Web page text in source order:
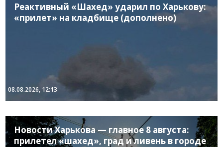
Реактивный «Шахед» ударил по Харькову:
«прилет» на кладбище (дополнено)
08.08.2026, 12:13
Новости Харькова — главное 8 августа:
прилетел «шахед», град и ливень в городе